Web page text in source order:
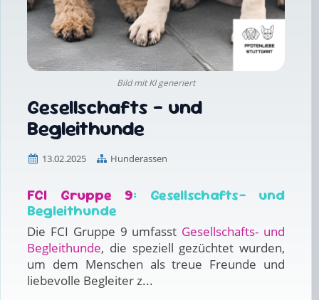
Bild mit KI generiert
Gesellschafts - und
Begleithunde
13.02.2025 Hunderassen
FCI Gruppe 9: Gesellschafts- und
Begleithunde
Die FCI Gruppe 9 umfasst Gesellschafts- und
Begleithunde, die speziell gezüchtet wurden,
um dem Menschen als treue Freunde und
liebevolle Begleiter z...